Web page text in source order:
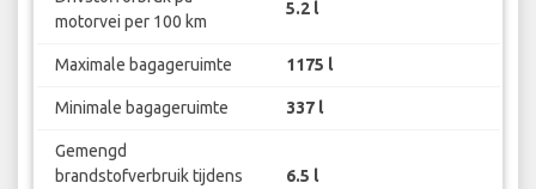
motorvei per 100 km
5.2 l
Maximale bagageruimte 1175 l
Minimale bagageruimte 337 l
Gemengd
brandstofverbruik tijdens
6.5 l